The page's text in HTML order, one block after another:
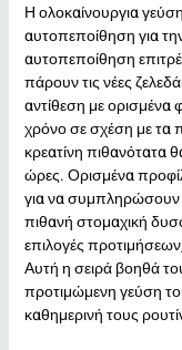
Η ολοκαίνουργια
αυτοπεποίθηση για
αυτοπεποίθηση
πάρουν τις νέες
αντίθεση με
χρόνο σε σχέση με τα
κρεατίνη πιθανότατα
ώρες. Ορισμένα
για να συμπληρώσουν
πιθανή στομαχική
επιλογές
Αυτή η σειρά βοηθά
προτιμώμενη γεύση
καθημερινή τους